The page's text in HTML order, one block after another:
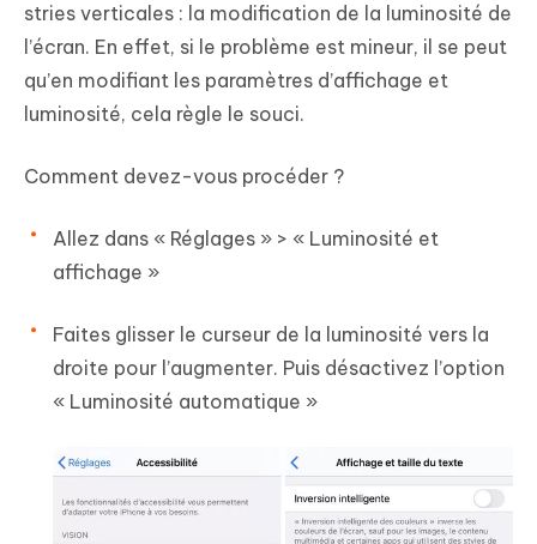
stries verticales : la modification de la luminosité de
l’écran. En effet, si le problème est mineur, il se peut
qu’en modifiant les paramètres d’affichage et
luminosité, cela règle le souci.
Comment devez-vous procéder ?
Allez dans « Réglages » > « Luminosité et
affichage »
Faites glisser le curseur de la luminosité vers la
droite pour l’augmenter. Puis désactivez l’option
« Luminosité automatique »